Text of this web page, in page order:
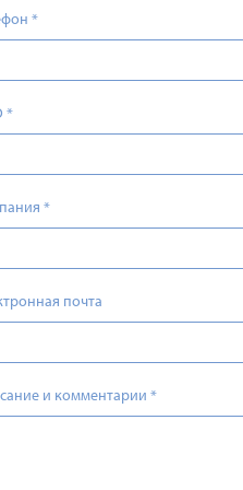
*
*
*
почта
и комментарии *